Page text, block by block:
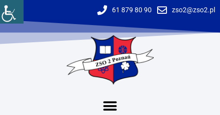
61 879 80 90 zso2@zso2.pl